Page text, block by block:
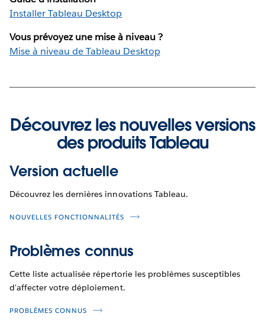
Installer Tableau Desktop
Vous prévoyez une mise à niveau ?
Mise à niveau de Tableau Desktop
Découvrez les nouvelles versions
des produits Tableau
Version actuelle
Découvrez les dernières innovations Tableau.
NOUVELLES FONCTIONNALITÉS
Problèmes connus
Cette liste actualisée répertorie les problèmes susceptibles
d'affecter votre déploiement.
PROBLÈMES CONNUS